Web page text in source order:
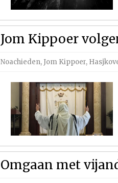
Jom Kippoer
Noachieden, Jom Kippoer,
Omgaan met